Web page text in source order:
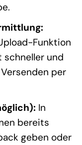
Funktion
schneller und
per
In
bereits
geben oder